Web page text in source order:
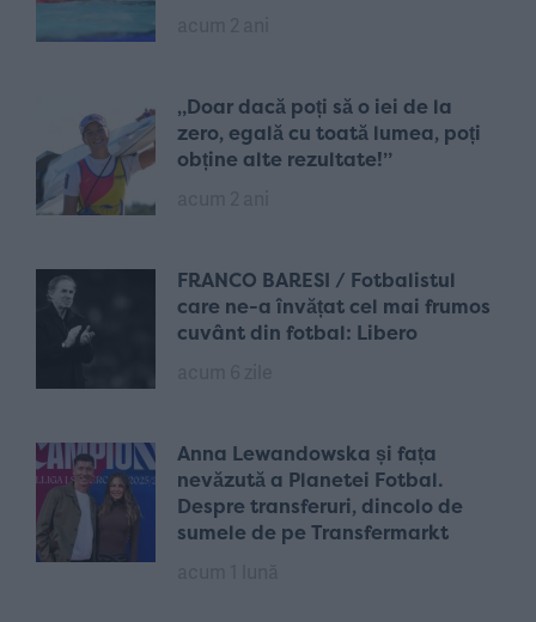
„Doar dacă poți să o iei de la
zero, egală cu toată lumea, poți
obține alte rezultate!”
FRANCO BARESI / Fotbalistul
care ne-a învățat cel mai frumos
cuvânt din fotbal: Libero
Anna Lewandowska și fața
nevăzută a Planetei Fotbal.
Despre transferuri, dincolo de
sumele de pe Transfermarkt